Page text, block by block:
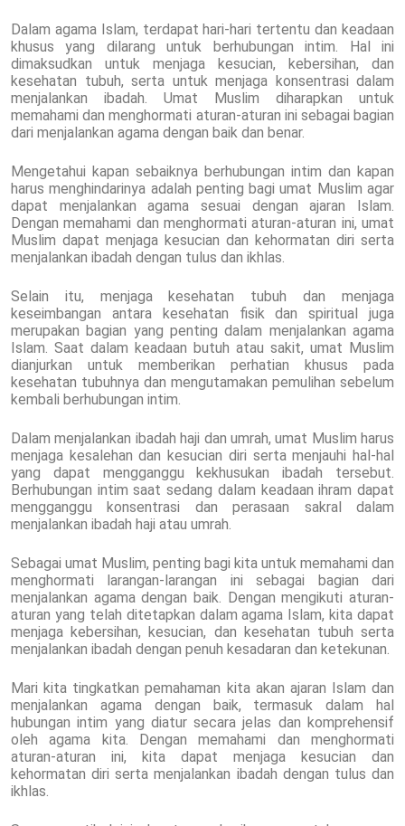
Dalam agama Islam, terdapat hari-hari tertentu dan keadaan
khusus yang dilarang untuk berhubungan intim. Hal ini
dimaksudkan untuk menjaga kesucian, kebersihan, dan
kesehatan tubuh, serta untuk menjaga konsentrasi dalam
menjalankan ibadah. Umat Muslim diharapkan untuk
memahami dan menghormati aturan-aturan ini sebagai bagian
dari menjalankan agama dengan baik dan benar.
Mengetahui kapan sebaiknya berhubungan intim dan kapan
harus menghindarinya adalah penting bagi umat Muslim agar
dapat menjalankan agama sesuai dengan ajaran Islam.
Dengan memahami dan menghormati aturan-aturan ini, umat
Muslim dapat menjaga kesucian dan kehormatan diri serta
menjalankan ibadah dengan tulus dan ikhlas.
Selain itu, menjaga kesehatan tubuh dan menjaga
keseimbangan antara kesehatan fisik dan spiritual juga
merupakan bagian yang penting dalam menjalankan agama
Islam. Saat dalam keadaan butuh atau sakit, umat Muslim
dianjurkan untuk memberikan perhatian khusus pada
kesehatan tubuhnya dan mengutamakan pemulihan sebelum
kembali berhubungan intim.
Dalam menjalankan ibadah haji dan umrah, umat Muslim harus
menjaga kesalehan dan kesucian diri serta menjauhi hal-hal
yang dapat mengganggu kekhusukan ibadah tersebut.
Berhubungan intim saat sedang dalam keadaan ihram dapat
mengganggu konsentrasi dan perasaan sakral dalam
menjalankan ibadah haji atau umrah.
Sebagai umat Muslim, penting bagi kita untuk memahami dan
menghormati larangan-larangan ini sebagai bagian dari
menjalankan agama dengan baik. Dengan mengikuti aturan-
aturan yang telah ditetapkan dalam agama Islam, kita dapat
menjaga kebersihan, kesucian, dan kesehatan tubuh serta
menjalankan ibadah dengan penuh kesadaran dan ketekunan.
Mari kita tingkatkan pemahaman kita akan ajaran Islam dan
menjalankan agama dengan baik, termasuk dalam hal
hubungan intim yang diatur secara jelas dan komprehensif
oleh agama kita. Dengan memahami dan menghormati
aturan-aturan ini, kita dapat menjaga kesucian dan
kehormatan diri serta menjalankan ibadah dengan tulus dan
ikhlas.